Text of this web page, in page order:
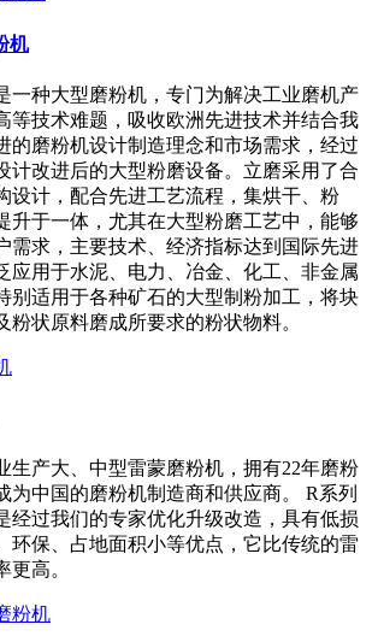
机
一种大型磨粉机，专门为解决工业磨机产
等技术难题，吸收欧洲先进技术并结合我
的磨粉机设计制造理念和市场需求，经过
计改进后的大型粉磨设备。立磨采用了合
设计，配合先进工艺流程，集烘干、粉
升于一体，尤其在大型粉磨工艺中，能够
需求，主要技术、经济指标达到国际先进
应用于水泥、电力、冶金、化工、非金属
别适用于各种矿石的大型制粉加工，将块
粉状原料磨成所要求的粉状物料。
生产大、中型雷蒙磨粉机，拥有22年磨粉
为中国的磨粉机制造商和供应商。 R系列
经过我们的专家优化升级改造，具有低损
环保、占地面积小等优点，它比传统的雷
更高。